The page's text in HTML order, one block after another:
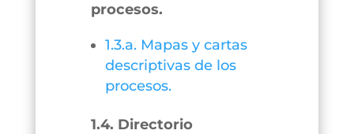
procesos.
1.3.a. Mapas y cartas
descriptivas de los
procesos.
1.4. Directorio